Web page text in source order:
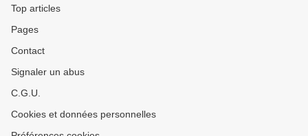
Top articles
Pages
Contact
Signaler un abus
C.G.U.
Cookies et données personnelles